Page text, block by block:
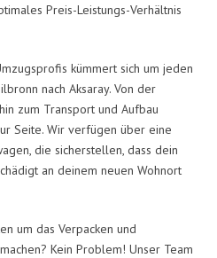
Preis-Leistungs-Verhältnis
kümmert sich um jeden
nach Aksaray. Von der
zum Transport und Aufbau
Seite. Wir verfügen über eine
die sicherstellen, dass dein
an deinem neuen Wohnort
um das Verpacken und
Kein Problem! Unser Team